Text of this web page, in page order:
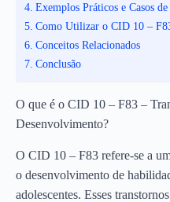
Exemplos Práticos e Casos
Como Utilizar o CID 10 –
Conceitos Relacionados
Conclusão
O que é o CID 10 – F83 –
Desenvolvimento?
O CID 10 – F83 refere-se a
o desenvolvimento de
adolescentes. Esses